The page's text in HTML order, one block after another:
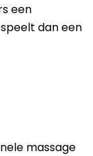
een
dan een
massage